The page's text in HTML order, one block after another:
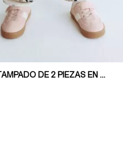
CONJUNTO ESTAMPADO DE 2 PIEZAS EN FELPA